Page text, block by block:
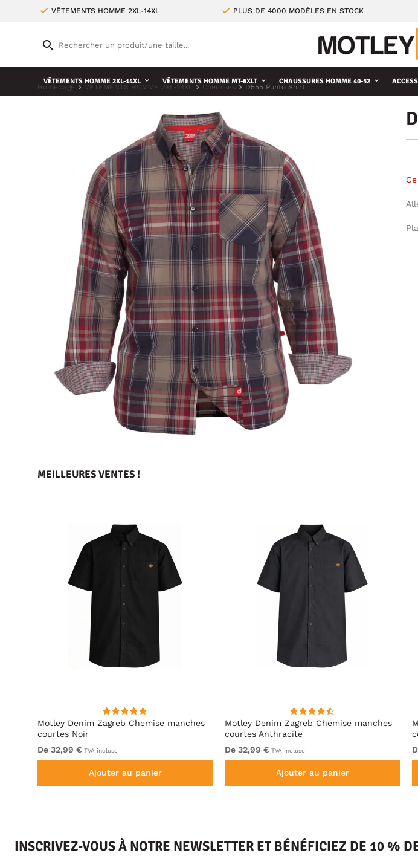
VÊTEMENTS HOMME 2XL-14XL PLUS DE 4000 MODÈLES EN STOCK
VÊTEMENTS HOMME 2XL-14XL VÊTEMENTS HOMME MT-6XLT CHAUSSURES HOMME 40-52
Homepage VÊTEMENTS HOMME 2XL-14XL Chemises D555 Punto Shirt
MEILLEURES VENTES !
Motley Denim Zagreb Chemise manches
courtes Noir
De 32,99 € TVA incluse
Ajouter au panier
Motley Denim Zagreb Chemise manches
courtes Anthracite
De 32,99 € TVA incluse
Ajouter au panier
INSCRIVEZ-VOUS À NOTRE NEWSLETTER ET BÉNÉFICIEZ DE 10 %